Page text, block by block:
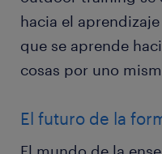
hacia el
que se aprende
cosas por uno
El futuro de la